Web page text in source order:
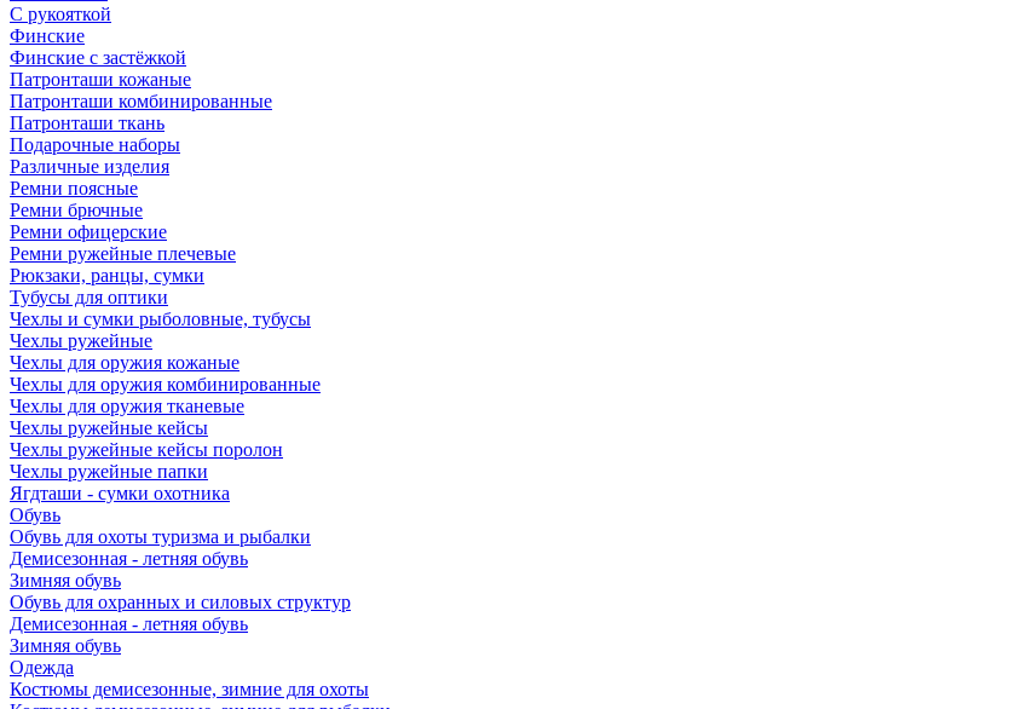
С рукояткой
Финские
Финские с застёжкой
Патронташи кожаные
Патронташи комбинированные
Патронташи ткань
Подарочные наборы
Различные изделия
Ремни поясные
Ремни брючные
Ремни офицерские
Ремни ружейные плечевые
Рюкзаки, ранцы, сумки
Тубусы для оптики
Чехлы и сумки рыболовные, тубусы
Чехлы ружейные
Чехлы для оружия кожаные
Чехлы для оружия комбинированные
Чехлы для оружия тканевые
Чехлы ружейные кейсы
Чехлы ружейные кейсы поролон
Чехлы ружейные папки
Ягдташи - сумки охотника
Обувь
Обувь для охоты туризма и рыбалки
Демисезонная - летняя обувь
Зимняя обувь
Обувь для охранных и силовых структур
Демисезонная - летняя обувь
Зимняя обувь
Одежда
Костюмы демисезонные, зимние для охоты